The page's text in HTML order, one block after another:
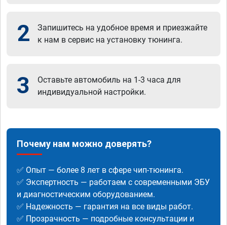
2
Запишитесь на удобное время и приезжайте
к нам в сервис на установку тюнинга.
3
Оставьте автомобиль на 1-3 часа для
индивидуальной настройки.
Почему нам можно доверять?
✅ Опыт — более 8 лет в сфере чип-тюнинга.
✅ Экспертность — работаем с современными ЭБУ
и диагностическим оборудованием.
✅ Надежность — гарантия на все виды работ.
✅ Прозрачность — подробные консультации и